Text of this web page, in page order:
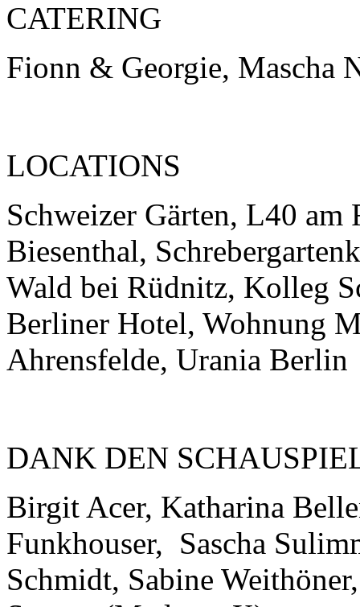
CATERING
Fionn & Georgie, Mascha
LOCATIONS
Schweizer Gärten, L40 am
Biesenthal,
Wald bei Rüdnitz, Kolleg
Berliner Hotel, Wohnung
Ahrensfelde, Urania Berlin
DANK DEN
Birgit Acer, Katharina
Funkhouser, Sascha
Schmidt, Sabine